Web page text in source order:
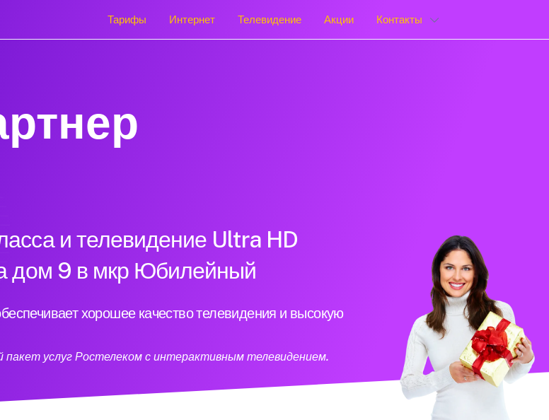
Тарифы Интернет Телевидение Акции Контакты
и телевидение Ultra HD
дом 9 в мкр Юбилейный
хорошее качество телевидения и высокую
услуг Ростелеком с интерактивным телевидением.